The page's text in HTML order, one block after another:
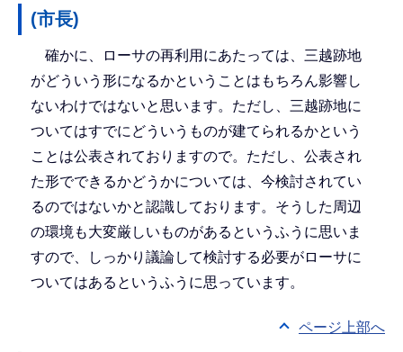
(市長)
確かに、ローサの再利用にあたっては、三越跡地
がどういう形になるかということはもちろん影響し
ないわけではないと思います。ただし、三越跡地に
ついてはすでにどういうものが建てられるかという
ことは公表されておりますので。ただし、公表され
た形でできるかどうかについては、今検討されてい
るのではないかと認識しております。そうした周辺
の環境も大変厳しいものがあるというふうに思いま
すので、しっかり議論して検討する必要がローサに
ついてはあるというふうに思っています。
ページ上部へ